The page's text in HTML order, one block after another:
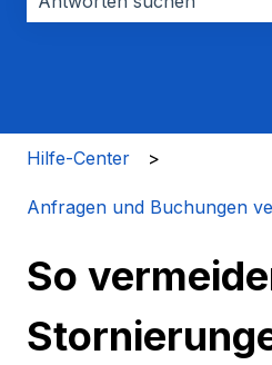
Hilfe-Center
Anfragen und Buchungen
So